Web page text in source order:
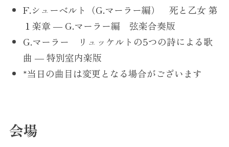
F.シューベルト（G.マーラー編） 死と乙女 第
１楽章 ― G.マーラー編 弦楽合奏版
G.マーラー リュッケルトの5つの詩による歌
曲 ― 特別室内楽版
*当日の曲目は変更となる場合がございます
会場